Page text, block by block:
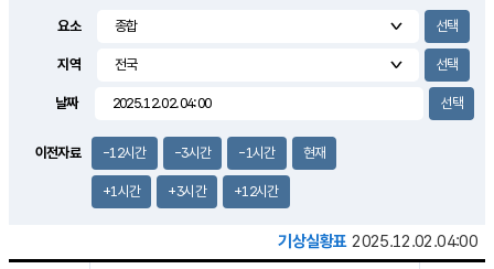
3.2m/s
요소
지역
날짜
이전자료 -12시간 -3시간 -1시간 현재
+1시간 +3시간 +12시간
기상실황표 2025.12.02.04:00